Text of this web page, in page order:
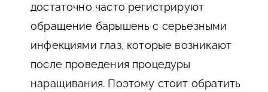
достаточно часто регистрируют
обращение барышень с серьезными
инфекциями глаз, которые возникают
после проведения процедуры
наращивания. Поэтому стоит обратить